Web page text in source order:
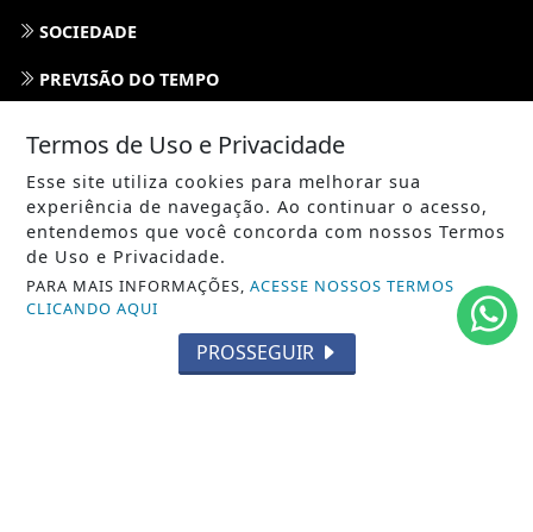
ESPORTES
CÂMARA DOS DEPUTADOS
SOCIEDADE
PREVISÃO DO TEMPO
HORÓSCOPO
Termos de Uso e Privacidade
Esse site utiliza cookies para melhorar sua
experiência de navegação. Ao continuar o acesso,
entendemos que você concorda com nossos Termos
de Uso e Privacidade.
PARA MAIS INFORMAÇÕES,ACESSE NOSSOS TERMOS
CLICANDO AQUI
PROSSEGUIR